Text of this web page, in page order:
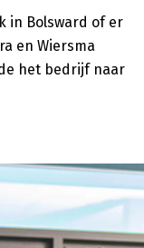
in Bolsward of er
en Wiersma
het bedrijf naar